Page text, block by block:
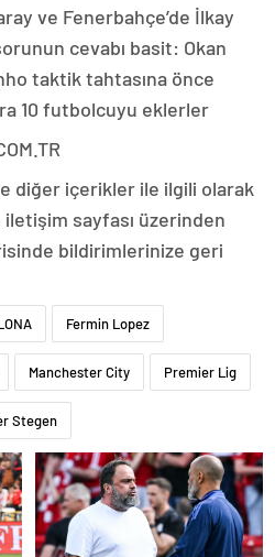
ve Fenerbahçe’de İlkay
cevabı basit: Okan
taktik tahtasına önce
10 futbolcuyu eklerler
diğer içerikler ile ilgili olarak
sayfası üzerinden
bildirimlerinize geri
Fermin Lopez
Manchester City Premier Lig
Stegen